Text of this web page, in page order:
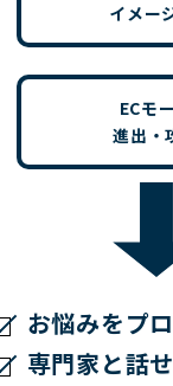
イメー
ECモ
進出・
お悩みをプ
専門家と話